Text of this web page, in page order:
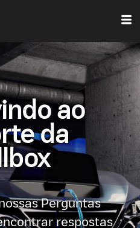
ao
da
Perguntas
respostas